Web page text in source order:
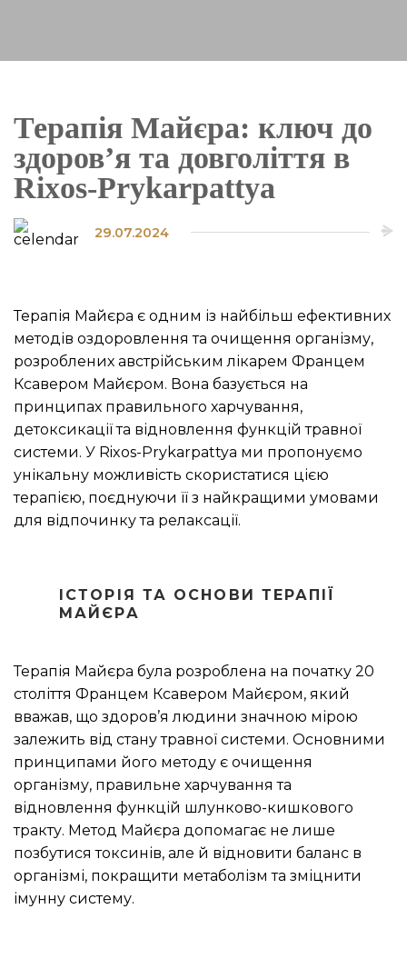
Терапія Майєра: ключ до
здоров’я та довголіття в
Rixos-Prykarpattya
29.07.2024
Терапія Майєра є одним із найбільш ефективних
методів оздоровлення та очищення організму,
розроблених австрійським лікарем Францем
Ксавером Майєром. Вона базується на
принципах правильного харчування,
детоксикації та відновлення функцій травної
системи. У Rixos-Prykarpattya ми пропонуємо
унікальну можливість скористатися цією
терапією, поєднуючи її з найкращими умовами
для відпочинку та релаксації.
ІСТОРІЯ ТА ОСНОВИ ТЕРАПІЇ
МАЙЄРА
Терапія Майєра була розроблена на початку 20
століття Францем Ксавером Майєром, який
вважав, що здоров’я людини значною мірою
залежить від стану травної системи. Основними
принципами його методу є очищення
організму, правильне харчування та
відновлення функцій шлунково-кишкового
тракту. Метод Майєра допомагає не лише
позбутися токсинів, але й відновити баланс в
організмі, покращити метаболізм та зміцнити
імунну систему.